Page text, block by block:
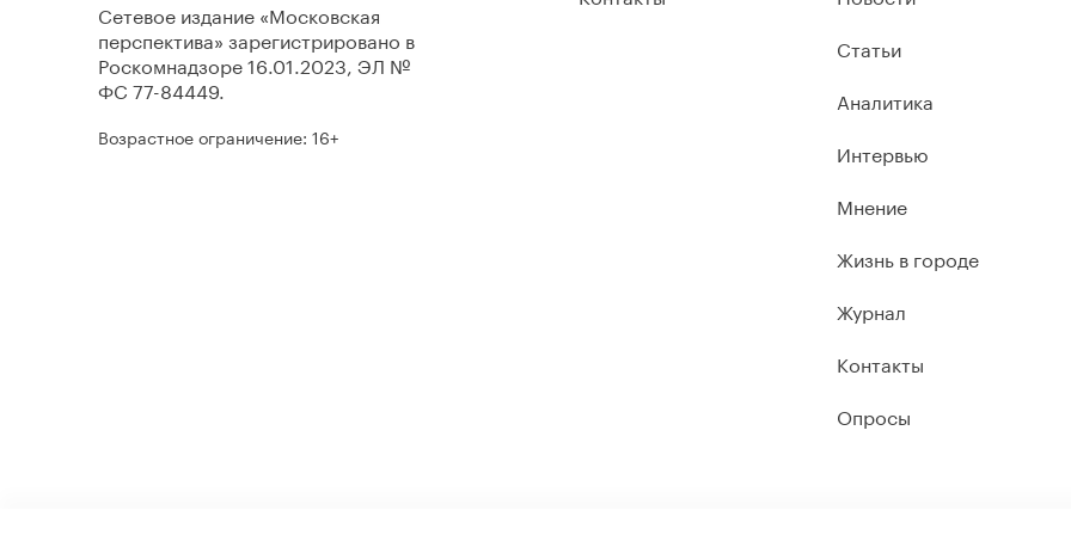
Сетевое издание «Московская
перспектива» зарегистрировано в
Роскомнадзоре 16.01.2023, ЭЛ №
ФС 77-84449.
Возрастное ограничение: 16+
Статьи
Аналитика
Интервью
Мнение
Жизнь в городе
Журнал
Контакты
Опросы